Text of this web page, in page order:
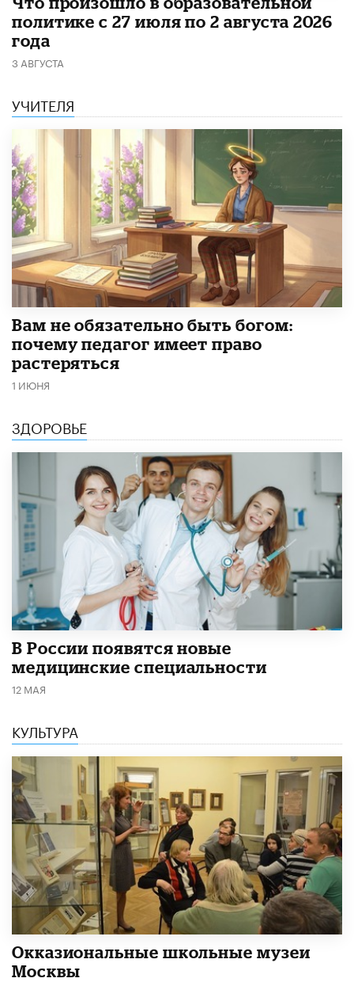
политике с 27 июля по 2 августа 2026
года
3 АВГУСТА
УЧИТЕЛЯ
​Вам не обязательно быть богом:
почему педагог имеет право
растеряться
1 ИЮНЯ
ЗДОРОВЬЕ
В России появятся новые
медицинские специальности
12 МАЯ
КУЛЬТУРА
​Окказиональные школьные музеи
Москвы